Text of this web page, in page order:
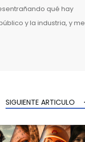
qué hay
y la industria, y me
SIGUIENTE ARTICULO